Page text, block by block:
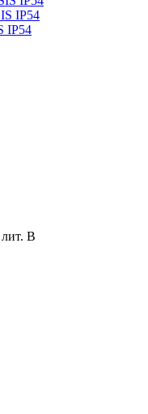
IP54
IP54
В